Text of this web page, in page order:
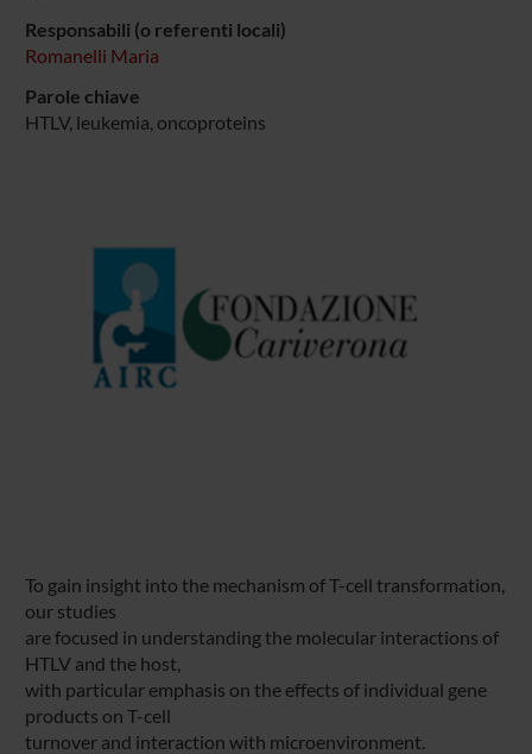
Responsabili (o referenti locali)
Romanelli Maria
Parole chiave
HTLV, leukemia, oncoproteins
To gain insight into the mechanism of T-cell transformation,
our studies
are focused in understanding the molecular interactions of
HTLV and the host,
with particular emphasis on the effects of individual gene
products on T-cell
turnover and interaction with microenvironment.